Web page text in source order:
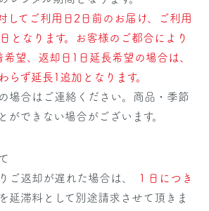
してご利用日2日前のお届け、ご利用
となります。お客様のご都合により
希望、返却日1日延長希望の場合は、
らず延長1追加となります。
場合はご連絡ください。商品・季節
ができない場合がございます。
ご返却が遅れた場合は、
１日につき
を延滞料として別途請求させて頂きま